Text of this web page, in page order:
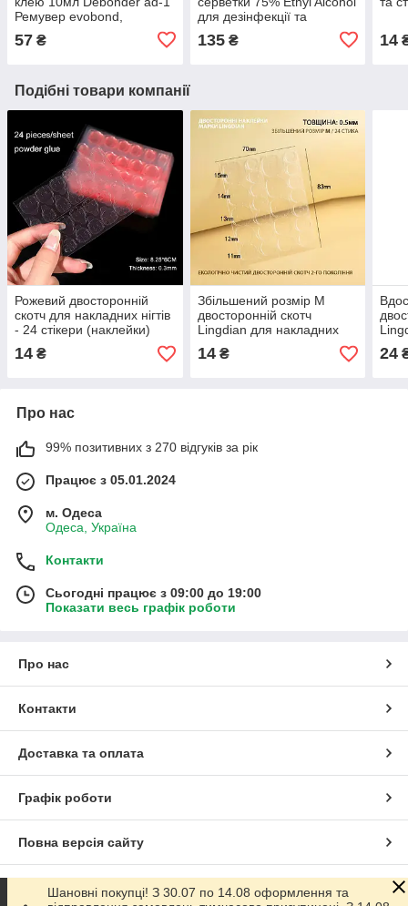
Ремувер evobond,
накладних нігтів та вій
57 ₴
для дезінфекції та
135₴ 14
Подібні товари компанії
Рожевий двосторонній
скотч для накладних нігтів
- 24 стікери (наклейки)
товщина 0,3мм
14 ₴
Збільшений розмір М
двосторонній скотч
Lingdian для накладних
нігтів — 24 стикери
(наклейки)
14₴ 24
Про нас
99% позитивних з 270 відгуків за рік
Працює з 05.01.2024
м. Одеса
Одеса, Україна
Контакти
Сьогодні працює з 09:00 до 19:00
Показати весь графік роботи
Про нас
Контакти
Доставка та оплата
Графік роботи
Повна версія сайту
Сайт створено на маркетплейсі Prom.ua
Шановні покупці! З 30.07 по 14.08 оформлення та